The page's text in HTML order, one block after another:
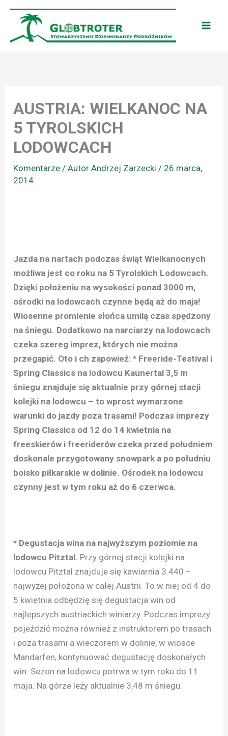
Przejdź
treści
AUSTRIA: WIELKANOC NA
5 TYROLSKICH
LODOWCACH
Komentarze / Autor Andrzej Zarzecki/ 26 marca,
2014
Jazda na nartach podczas świąt Wielkanocnych
możliwa jest co roku na 5 Tyrolskich Lodowcach.
Dzięki położeniu na wysokości ponad 3000 m,
ośrodki na lodowcach czynne będą aż do maja!
Wiosenne promienie słońca umilą czas spędzony
na śniegu. Dodatkowo na narciarzy na lodowcach
czeka szereg imprez, których nie można
przegapić. Oto i ch zapowieź: * Freeride-Testival i
Spring Classics na lodowcu Kaunertal 3,5 m
śniegu znajduje się aktualnie przy górnej stacji
kolejki na lodowcu – to wprost wymarzone
warunki do jazdy poza trasami! Podczas imprezy
Spring Classics od 12 do 14 kwietnia na
freeskierów i freeriderów czeka przed południem
doskonale przygotowany snowpark a po południu
boisko piłkarskie w dolinie. Ośrodek na lodowcu
czynny jest w tym roku aż do 6 czerwca.
* Degustacja wina na najwyższym poziomie na
lodowcu Pitztal. Przy górnej stacji kolejki na
lodowcu Pitztal znajduje się kawiarnia 3.440 –
najwyżej położona w całej Austrii. To w niej od 4 do
5 kwietnia odbędzię się degustacja win od
najlepszych austriackich winiarzy. Podczas imprezy
pojeździć można również z instruktorem po trasach
i poza trasami a wieczorem w dolinie, w wiosce
Mandarfen, kontynuować degustację doskonałych
win. Sezon na lodowcu potrwa w tym roku do 11
maja. Na górze leży aktualnie 3,48 m śniegu.